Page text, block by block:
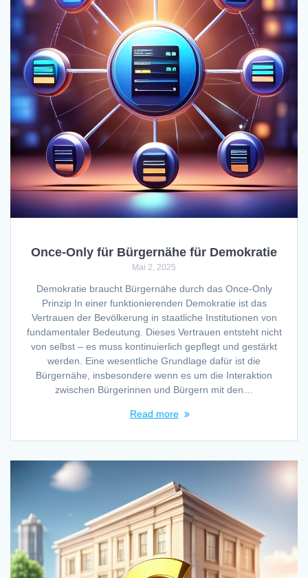
Once-Only für Bürgernähe für Demokratie
Mai 2, 2025
Demokratie braucht Bürgernähe durch das Once-Only
Prinzip In einer funktionierenden Demokratie ist das
Vertrauen der Bevölkerung in staatliche Institutionen von
fundamentaler Bedeutung. Dieses Vertrauen entsteht nicht
von selbst – es muss kontinuierlich gepflegt und gestärkt
werden. Eine wesentliche Grundlage dafür ist die
Bürgernähe, insbesondere wenn es um die Interaktion
zwischen Bürgerinnen und Bürgern mit den…
Read more